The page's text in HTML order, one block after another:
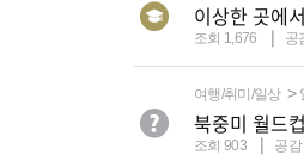
이상한 곳에
조회 1,676 공
여행/취미/일상
북중미 월드
조회 903 공감